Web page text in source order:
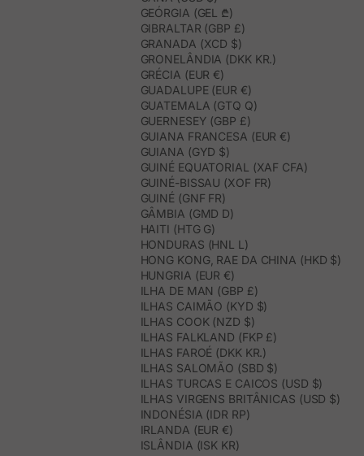
GEÓRGIA (GEL ₾)
GIBRALTAR (GBP £)
GRANADA (XCD $)
GRONELÂNDIA (DKK KR.)
GRÉCIA (EUR €)
GUADALUPE (EUR €)
GUATEMALA (GTQ Q)
GUERNESEY (GBP £)
GUIANA FRANCESA (EUR €)
GUIANA (GYD $)
GUINÉ EQUATORIAL (XAF CFA)
GUINÉ-BISSAU (XOF FR)
GUINÉ (GNF FR)
GÂMBIA (GMD D)
HAITI (HTG G)
HONDURAS (HNL L)
HONG KONG, RAE DA CHINA (HKD $)
HUNGRIA (EUR €)
ILHA DE MAN (GBP £)
ILHAS CAIMÃO (KYD $)
ILHAS COOK (NZD $)
ILHAS FALKLAND (FKP £)
ILHAS FAROÉ (DKK KR.)
ILHAS SALOMÃO (SBD $)
ILHAS TURCAS E CAICOS (USD $)
ILHAS VIRGENS BRITÂNICAS (USD $)
INDONÉSIA (IDR RP)
IRLANDA (EUR €)
ISLÂNDIA (ISK KR)